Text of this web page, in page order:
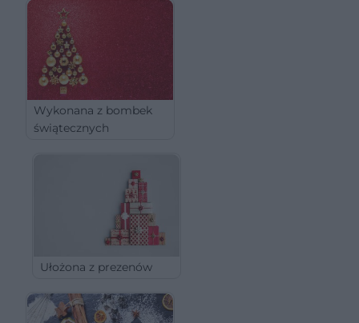
Wykonana z bombek
świątecznych
Ułożona z prezenów